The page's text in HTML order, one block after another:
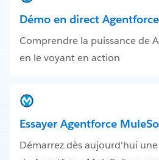
Démo en direct
Comprendre la puissance de
en le voyant en action
Essayer Agentforce
Démarrez dès aujourd'hui